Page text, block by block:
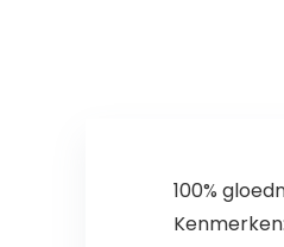
100%
Kenmerken: